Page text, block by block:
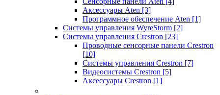
Аксессуары Aten [3]
Программное обеспечение Aten [1]
Системы управления WyreStorm [2]
Системы управления Crestron [23]
Проводные сенсорные панели Crestron
[10]
Системы управления Crestron [7]
Видеосистемы Crestron [5]
Аксессуары Crestron [1]